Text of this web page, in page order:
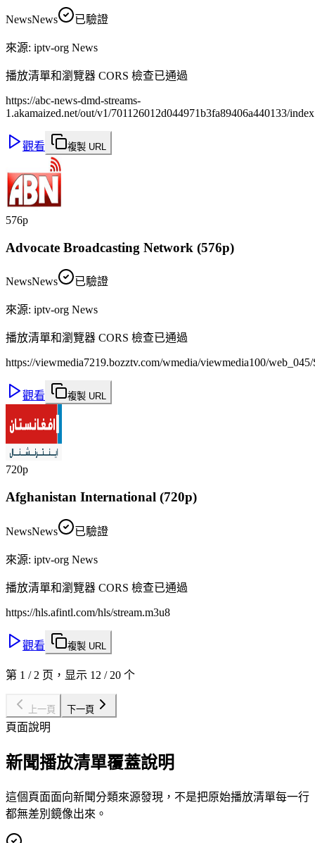
NewsNews 已驗證
來源: iptv-org News
播放清單和瀏覽器 CORS 檢查已通過
https://abc-news-dmd-streams-
1.akamaized.net/out/v1/701126012d044971b3fa89406a440133/
觀看 複製 URL
576p
Advocate Broadcasting Network (576p)
NewsNews 已驗證
來源: iptv-org News
播放清單和瀏覽器 CORS 檢查已通過
https://viewmedia7219.bozztv.com/wmedia/viewmedia100/
觀看 複製 URL
720p
Afghanistan International (720p)
NewsNews 已驗證
來源: iptv-org News
播放清單和瀏覽器 CORS 檢查已通過
https://hls.afintl.com/hls/stream.m3u8
觀看 複製 URL
第 1 / 2 页，显示 12 / 20 个
上一頁 下一頁
頁面說明
新聞播放清單覆蓋說明
這個頁面面向新聞分類來源發現，不是把原始播放清單每一行
都無差別鏡像出來。